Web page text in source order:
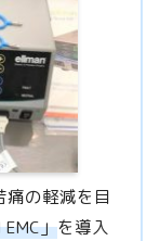
の軽減を目
」を導入